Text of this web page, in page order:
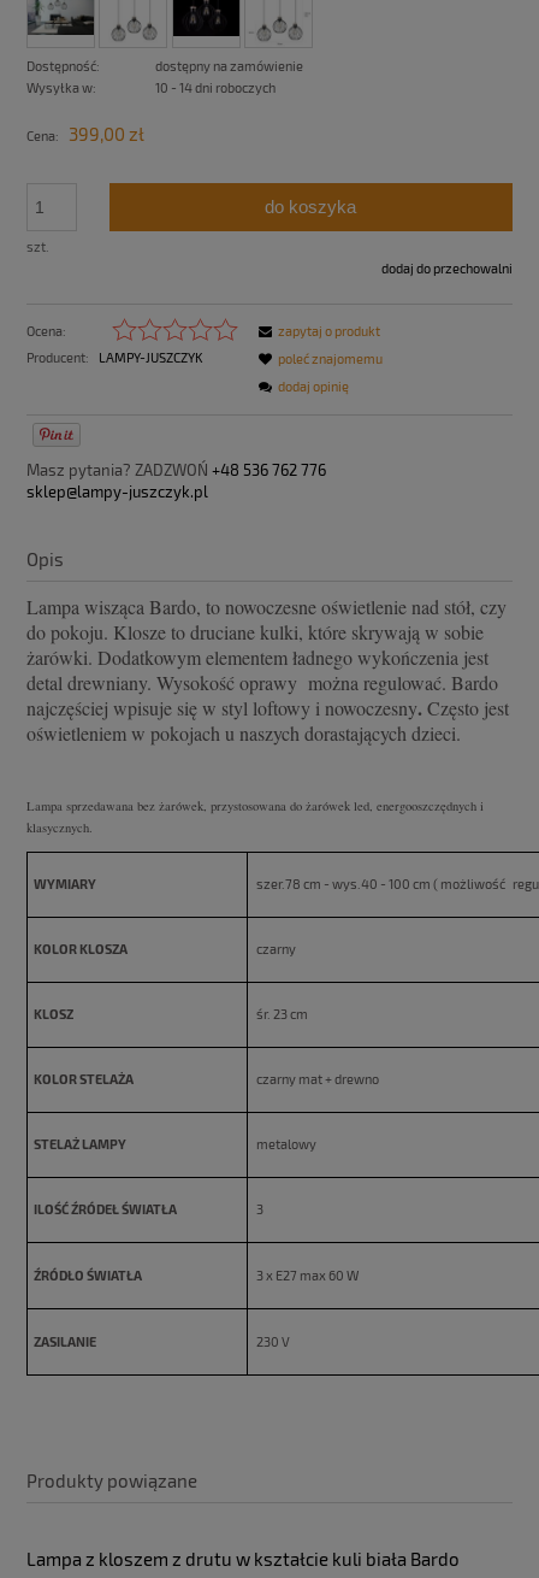
Dostępność:
dostępny na zamówienie
Wysyłka w:
10 - 14 dni roboczych
Cena: 399,00 zł
szt.
do koszyka
dodaj do przechowalni
Ocena:
Producent:
LAMPY-JUSZCZYK
zapytaj o produkt
poleć znajomemu
dodaj opinię
Masz pytania? ZADZWOŃ +48 536 762 776
sklep@lampy-juszczyk.pl
Opis
Lampa wisząca Bardo, to nowoczesne oświetlenie nad stół, czy
do pokoju. Klosze to druciane kulki, które skrywają w sobie
żarówki. Dodatkowym elementem ładnego wykończenia jest
detal drewniany. Wysokość oprawy można regulować. Bardo
najczęściej wpisuje się w styl loftowy i nowoczesny. Często jest
oświetleniem w pokojach u naszych dorastających dzieci.
Lampa sprzedawana bez żarówek, przystosowana do żarówek led, energooszczędnych i
klasycznych.
WYMIARY szer.78 cm - wys.40 - 100 cm ( możliwość
KOLOR KLOSZA czarny
KLOSZ śr. 23 cm
KOLOR STELAŻA czarny mat + drewno
STELAŻ LAMPY metalowy
ILOŚĆ ŹRÓDEŁ ŚWIATŁA 3
ŹRÓDŁO ŚWIATŁA 3 x E27 max 60 W
ZASILANIE 230 V
Produkty powiązane
Lampa z kloszem z drutu w kształcie kuli biała Bardo